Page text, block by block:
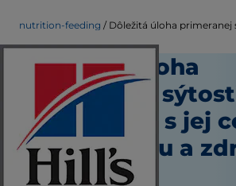
nutrition-feeding Dôležitá úloha primeranej sýtosti mačky v
Dôležitá úloha
primeranej
v súvislosti s jej
hmotnosťou a
Výživa a kŕmenie